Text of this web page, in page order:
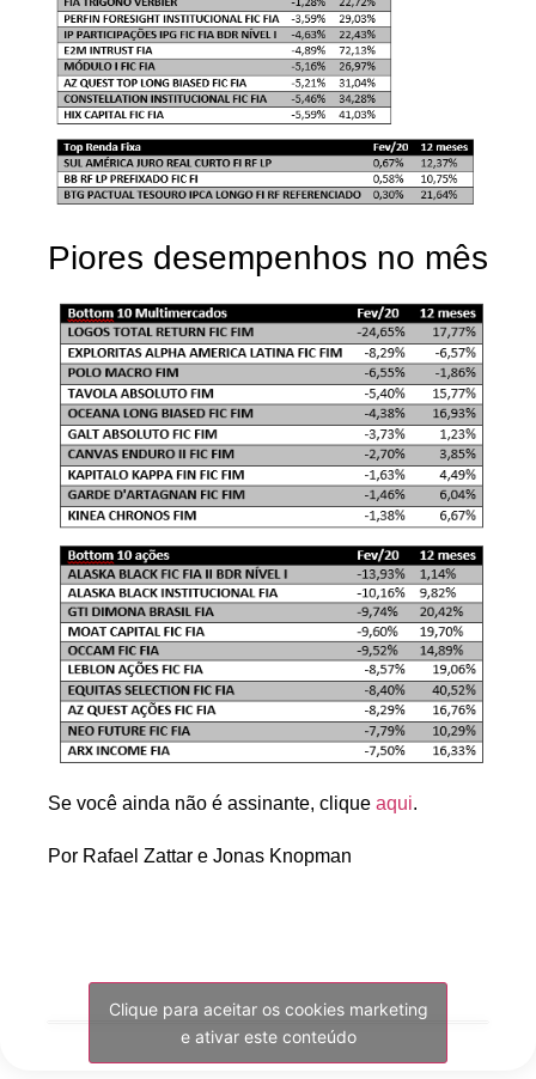
Piores desempenhos no mês
Se você ainda não é assinante, clique aqui.
Por Rafael Zattar e Jonas Knopman
Clique para aceitar os cookies marketing
e ativar este conteúdo